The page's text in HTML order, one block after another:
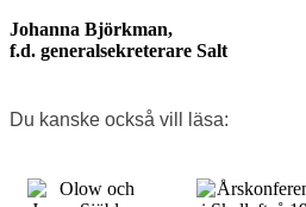
Johanna Björkman,
f.d. generalsekreterare Salt
Du kanske också vill läsa: